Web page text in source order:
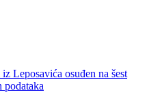
Leposavića osuđen na šest
podataka